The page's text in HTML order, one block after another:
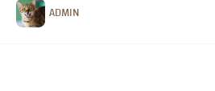
ADMIN